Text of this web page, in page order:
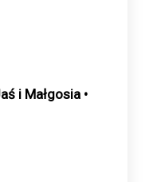
i Małgosia •